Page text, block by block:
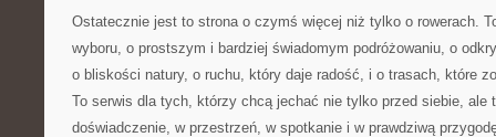
Ostatecznie jest to strona o czymś więcej niż tylko o rowerach.
wyboru, o prostszym i bardziej świadomym podróżowaniu, o
o bliskości natury, o ruchu, który daje radość, i o trasach, które
To serwis dla tych, którzy chcą jechać nie tylko przed siebie, ale
doświadczenie, w przestrzeń, w spotkanie i w prawdziwą